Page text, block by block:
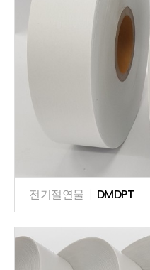
전기절연물 | DMDPT